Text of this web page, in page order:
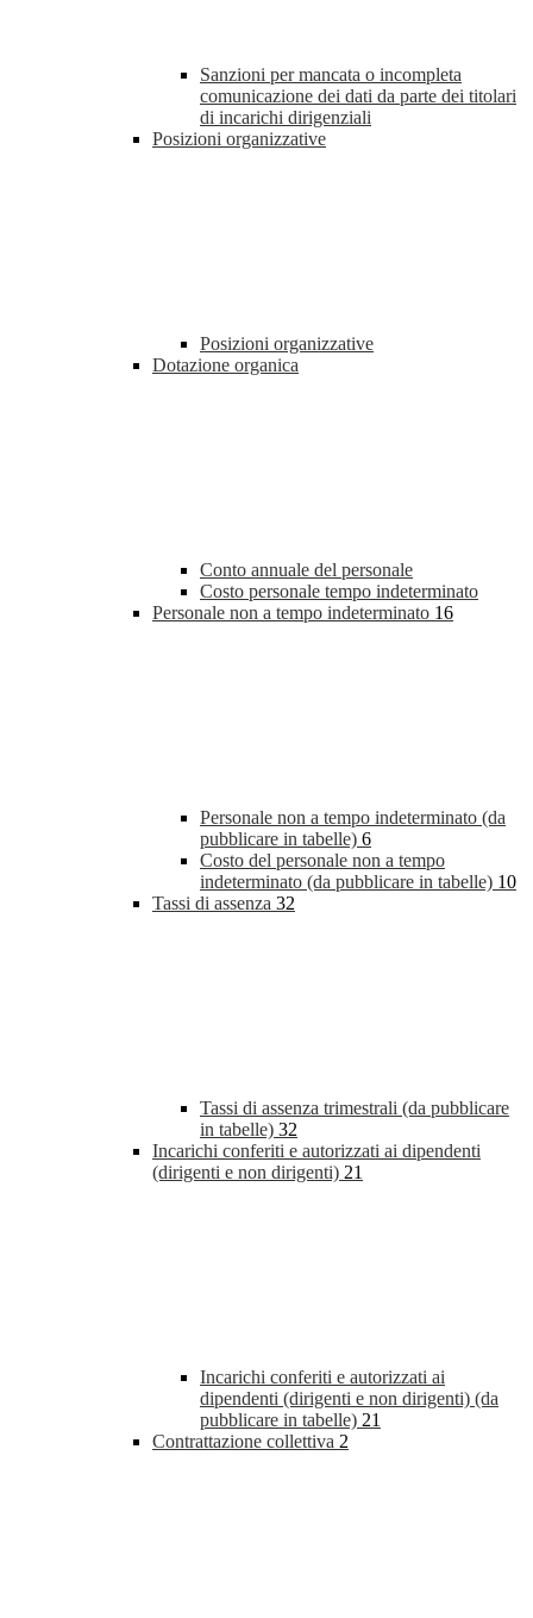
Sanzioni per mancata o incompleta
comunicazione dei dati da parte dei titolari
di incarichi dirigenziali
Posizioni organizzative
Posizioni organizzative
Dotazione organica
Conto annuale del personale
Costo personale tempo indeterminato
Personale non a tempo indeterminato 16
Personale non a tempo indeterminato (da
pubblicare in tabelle) 6
Costo del personale non a tempo
indeterminato (da pubblicare in tabelle) 10
Tassi di assenza 32
Tassi di assenza trimestrali (da pubblicare
in tabelle) 32
Incarichi conferiti e autorizzati ai dipendenti
(dirigenti e non dirigenti) 21
Incarichi conferiti e autorizzati ai
dipendenti (dirigenti e non dirigenti) (da
pubblicare in tabelle) 21
Contrattazione collettiva 2